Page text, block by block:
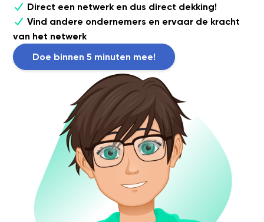
Direct een netwerk en dus direct dekking!
Vind andere ondernemers en ervaar de kracht
van het netwerk
Doe binnen 5 minuten mee!